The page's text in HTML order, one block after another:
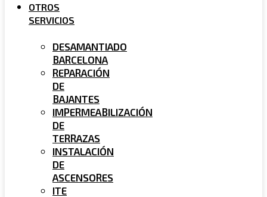
OTROS
SERVICIOS
DESAMANTIADO
BARCELONA
REPARACIÓN
DE
BAJANTES
IMPERMEABILIZACIÓN
DE
TERRAZAS
INSTALACIÓN
DE
ASCENSORES
ITE